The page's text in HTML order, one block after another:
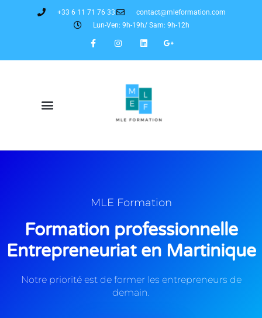
+33 6 11 71 76 33
contact@mleformation.com
Lun-Ven: 9h-19h/ Sam: 9h-12h
MLE Formation
Formation professionnelle
Entrepreneuriat en Martinique
Notre priorité est de former les entrepreneurs de
demain.